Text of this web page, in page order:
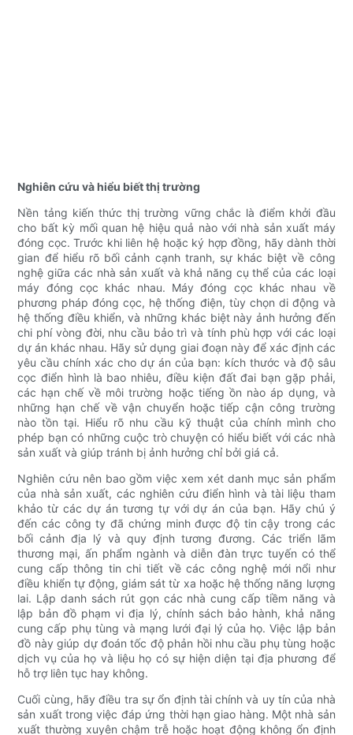
Nghiên cứu và hiểu biết thị trường
Nền tảng kiến ​​thức thị trường vững chắc là điểm khởi đầu
cho bất kỳ mối quan hệ hiệu quả nào với nhà sản xuất máy
đóng cọc. Trước khi liên hệ hoặc ký hợp đồng, hãy dành thời
gian để hiểu rõ bối cảnh cạnh tranh, sự khác biệt về công
nghệ giữa các nhà sản xuất và khả năng cụ thể của các loại
máy đóng cọc khác nhau. Máy đóng cọc khác nhau về
phương pháp đóng cọc, hệ thống điện, tùy chọn di động và
hệ thống điều khiển, và những khác biệt này ảnh hưởng đến
chi phí vòng đời, nhu cầu bảo trì và tính phù hợp với các loại
dự án khác nhau. Hãy sử dụng giai đoạn này để xác định các
yêu cầu chính xác cho dự án của bạn: kích thước và độ sâu
cọc điển hình là bao nhiêu, điều kiện đất đai bạn gặp phải,
các hạn chế về môi trường hoặc tiếng ồn nào áp dụng, và
những hạn chế về vận chuyển hoặc tiếp cận công trường
nào tồn tại. Hiểu rõ nhu cầu kỹ thuật của chính mình cho
phép bạn có những cuộc trò chuyện có hiểu biết với các nhà
sản xuất và giúp tránh bị ảnh hưởng chỉ bởi giá cả.
Nghiên cứu nên bao gồm việc xem xét danh mục sản phẩm
của nhà sản xuất, các nghiên cứu điển hình và tài liệu tham
khảo từ các dự án tương tự với dự án của bạn. Hãy chú ý
đến các công ty đã chứng minh được độ tin cậy trong các
bối cảnh địa lý và quy định tương đương. Các triển lãm
thương mại, ấn phẩm ngành và diễn đàn trực tuyến có thể
cung cấp thông tin chi tiết về các công nghệ mới nổi như
điều khiển tự động, giám sát từ xa hoặc hệ thống năng lượng
lai. Lập danh sách rút gọn các nhà cung cấp tiềm năng và
lập bản đồ phạm vi địa lý, chính sách bảo hành, khả năng
cung cấp phụ tùng và mạng lưới đại lý của họ. Việc lập bản
đồ này giúp dự đoán tốc độ phản hồi nhu cầu phụ tùng hoặc
dịch vụ của họ và liệu họ có sự hiện diện tại địa phương để
hỗ trợ liên tục hay không.
Cuối cùng, hãy điều tra sự ổn định tài chính và uy tín của nhà
sản xuất trong việc đáp ứng thời hạn giao hàng. Một nhà sản
xuất thường xuyên chậm trễ hoặc hoạt động không ổn định